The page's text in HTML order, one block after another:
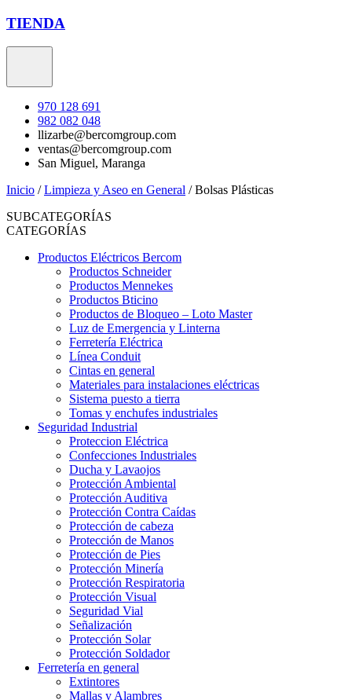
TIENDA
970 128 691
982 082 048
llizarbe@bercomgroup.com
ventas@bercomgroup.com
San Miguel, Maranga
Inicio /Limpieza y Aseo en General /Bolsas Plásticas
SUBCATEGORÍAS
CATEGORÍAS
Productos Eléctricos Bercom
Productos Schneider
Productos Mennekes
Productos Bticino
Productos de Bloqueo – Loto Master
Luz de Emergencia y Linterna
Ferretería Eléctrica
Línea Conduit
Cintas en general
Materiales para instalaciones eléctricas
Sistema puesto a tierra
Tomas y enchufes industriales
Seguridad Industrial
Proteccion Eléctrica
Confecciones Industriales
Ducha y Lavaojos
Protección Ambiental
Protección Auditiva
Protección Contra Caídas
Protección de cabeza
Protección de Manos
Protección de Pies
Protección Minería
Protección Respiratoria
Protección Visual
Seguridad Vial
Señalización
Protección Solar
Protección Soldador
Ferretería en general
Extintores
Mallas y Alambres